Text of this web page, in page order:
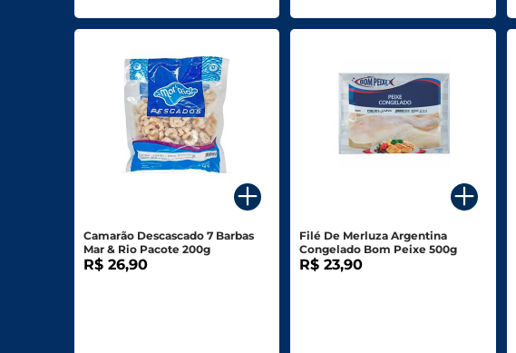
Carnes, Aves E Peixes
Frios E Laticínios
Higiene E Beleza
Doces E Sobremesas
Camarão Descascado 7 Barbas
Mar & Rio Pacote 200g
R$ 26,90
Filé De Merluza Argentina
Congelado Bom Peixe 500g
R$ 23,90